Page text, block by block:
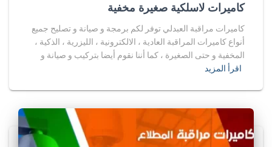
كاميرات لاسلكية صغيرة مخفية
كاميرات مراقبة العبدلي توفر لكم برمجة و صيانة و تصليح جميع
أنواع كاميرات المراقبة العادية ، الالكترونية ، الليزرية ، الذكية ،
المخفية و حتى الصغيرة ، كما أننا نقوم أيضا بتركيب و صيانة و
اقرأ المزيد